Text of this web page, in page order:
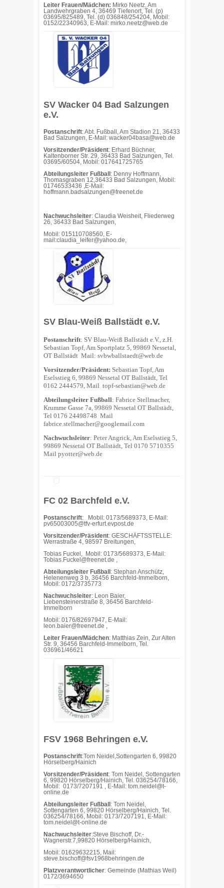
Leiter Frauen/Mädchen: Mirko Neetz, Am
Landwehrgraben 4, 36469 Tiefenort, Tel. (p)
03695/825489, Tel. (d) 036848/254204, Mobil:
0152/22340963, E-Mail: mirko.neetz@web.de
SV Wacker 04 Bad Salzungen
e.V.
Postanschrift: Abt. Fußball, Am Stadion 21, 36433
Bad Salzungen, E-Mail: wacker04basa@web.de
Vorsitzender/Präsident: Erhard Büchner,
Kaltenborner Str. 29, 36433 Bad Salzungen, Tel.
03695/60504, Mobil: 017641725765
Abteilungsleiter Fußball : Denny Hoffmann,
Thomasgraben 12,36433 Bad Salzungen, Mobil:
01746533436 ,E-Mail:
hoffmann.badsalzungen@freenet.de
Nachwuchsleiter: Claudia Weisheit, Fliederweg
26, 36433 Bad Salzungen,
Mobil: 015110708560, E-
mail:claudia_leifer@yahoo.de,
SV Blau-Weiß Ballstädt e.V.
Postanschrift: SV Blau-Weiß Ballstädt e.V., z.H.
Sebastian Topf, Am Sportplatz 5, 99869 Nessetal,
OT Ballstädt Mail: svbwballstaedt@web.de
Vorsitzender/Präsident: Sebastian Topf, Am
Eselsstieg 6, 99869 Nessetal OT Ballstädt, Tel
0162 2444579, Mail topf-sebastian@web.de
Abteilungsleiter Fußball: Fabrice Stellmacher,
Krumme Gasse 7a, 99869 Nessetal OT Ballstädt,
Tel 0176 24498748 Mail
fabrice.stellmacher@googlemail.com
Nachwuchsleiter: Peter Angrick, Am Eselsstieg 5,
99869 Nessetal OT Ballstädt, Tel 0170 5710355
Mail pyotter@web.de
FC 02 Barchfeld e.V.
Postanschrift: Mobil: 0173/5689373, E-Mail:
pv65003005@tfv-erfurt.evpost.de
Vorsitzender/Präsident: GESCHÄFTSSTELLE:
Werrastraße 4, 98597 Breitungen,
Tobias Fuckel, Mobil: 0173/5689373, E-Mail:
Tobias.Fuckel@freenet.de ,
Abteilungsleiter Fußball : Stephan Anschütz,
Helenenweg 3 b, 36456 Barchfeld-Immelborn,
Mobil: 0172/3735773
Nachwuchsleiter: Leon Baier,
Liebensteinerstraße 8, 36456 Barchfeld-
Immelborn
Mobil: 0176/82697947, E-Mail:
leon.baier@freenet.de ,
Leiter Frauen/Mädchen: Matthias Zein, Zur Alten
Str. 9, 36456 Barchfeld-Immelborn, Tel.
036961/46621
FSV 1968 Behringen e.V.
Postanschrift:Tom Neidel,Sottengarten 6, 99820
Hörselberg/Hainich
Vorsitzender/Präsident: Tom Neidel, Sottengarten
6, 99820 Hörselberg/Hainich, Tel. 036254/78166,
Mobil: 0173/7207191 , E-Mail: tom.neidel@t-
online.de
Abteilungsleiter Fußball : Tom Neidel,
Sottengarten 6, 99820 Hörselberg/Hainich, Tel.
036254/78166, Mobil: 0173/7207191, E-Mail:
tom.neidel@t-online.de
Nachwuchsleiter:Steve Bischoff, Dr.-
Wagnerstr.7,99820 Hörselberg/Hainich,
Mobil: 01629632215, Mail:
steve.bischoff@fsv1968behringen.de
Platzverantwortlicher: Gemeinde (Mathias Weil)
0172/3694650